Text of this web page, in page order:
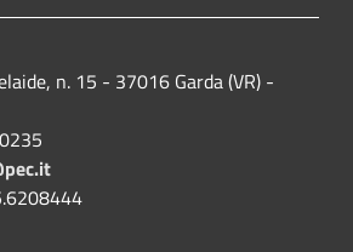
n. 15 - 37016 Garda (VR) -